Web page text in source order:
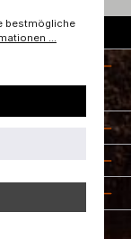
bestmögliche
...